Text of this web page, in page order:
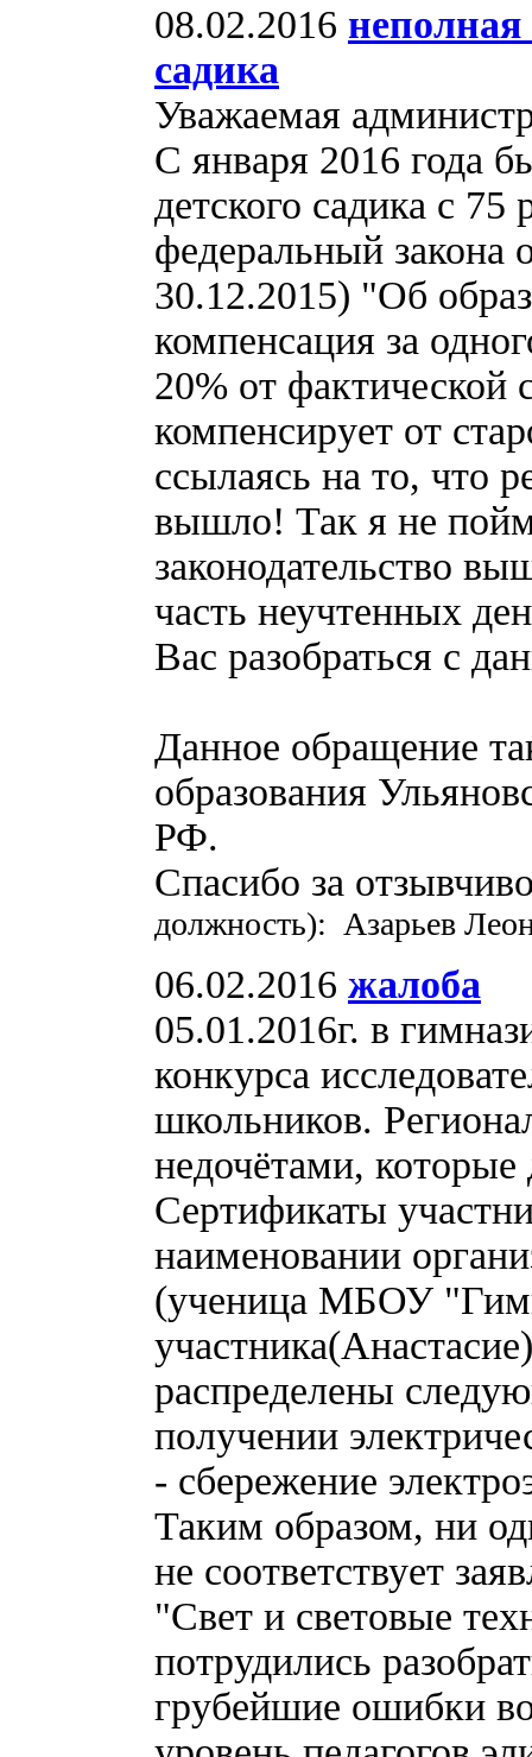
08.02.2016 неполная
садика
Уважаемая
С января 2016 года
детского садика с
федеральный закона
30.12.2015) "Об
компенсация за
20% от
компенсирует от
ссылаясь на то, что
вышло! Так я не
законодательство
часть неучтенных
Вас разобраться с
Данное обращение
образования
РФ.
Спасибо за
должность): Азарьев
06.02.2016 жалоба
05.01.2016г. в
конкурса
школьников.
недочётами, которые
Сертификаты
наименовании
(ученица МБОУ
распределены
получении
- сбережение
Таким образом, ни
не соответствует
"Свет и световые
потрудились
грубейшие ошибки